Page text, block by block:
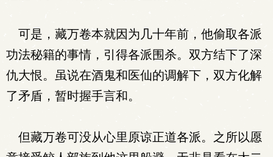
可是，藏万卷本就因为几十年前，他偷取各派
功法秘籍的事情，引得各派围杀。双方结下了深
仇大恨。虽说在酒鬼和医仙的调解下，双方化解
了矛盾，暂时握手言和。
但藏万卷可没从心里原谅正道各派。之所以愿